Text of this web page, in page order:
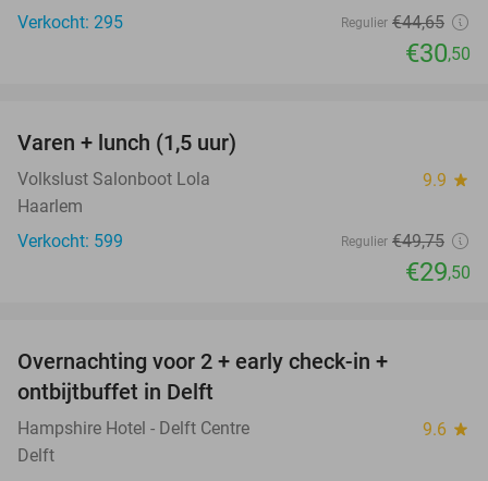
Verkocht: 295
Regulier €44,65
€30,50
Varen + lunch (1,5 uur)
Volkslust Salonboot Lola 9.9 star
Haarlem
Verkocht: 599
Regulier €49,75
€29,50
Overnachting voor 2 + early check-in +
ontbijtbuffet in Delft
Hampshire Hotel - Delft Centre 9.6 star
Delft